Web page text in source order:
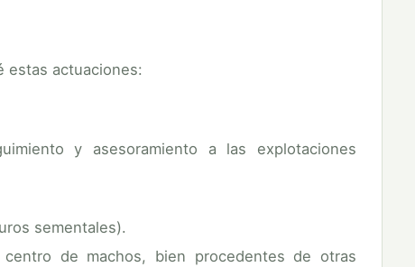
estas actuaciones:
y asesoramiento a las explotaciones
sementales).
de machos, bien procedentes de otras